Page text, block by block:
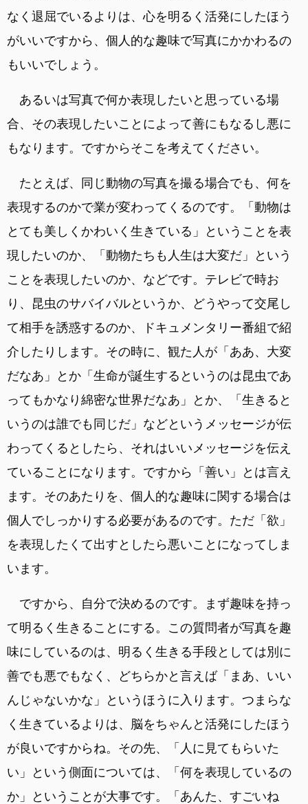
なく退屈でいるよりは、心を明るく活発にしたほう
がいいですから、個人的な趣味で写真にかかわるの
もいいでしょう。
あるいは写真で何か表現したいと思っている場
合、その表現したいことによって善にもなるし悪に
もなります。ですからそこを考えてください。
たとえば、同じ動物の写真を撮る場合でも、何を
表現するのかで業が変わってくるのです。「動物は
とても美しくかわいく生きている」ということを表
現したいのか、「動物たちも人生は大変だ」という
ことを表現したいのか、などです。テレビで時お
り、昆虫のサバイバルというか、どうやって交尾し
て相手を誘惑するのか、ドキュメンタリー番組で紹
介したりします。その時に、観た人が「ああ、大変
だなあ」とか「生命が誕生するというのは昆虫であ
ってもかなり綿密な世界だなあ」とか、「生きると
いうのは誰でも同じだ」などというメッセージが伝
わってくるとしたら、それはいいメッセージを伝え
ていることになります。ですから「善い」とは言え
ます。そのあたりを、個人的な趣味に関する場合は
個人でしっかりする必要があるのです。ただ「欲」
を表現したくて出すとしたら悪いことになってしま
います。
ですから、自分で決めるのです。まず趣味を持っ
て明るく生きることにする。この質問者が写真を趣
味にしているのは、明るく生きる手段としては別に
善でも悪でもなく、どちらかと言えば「まあ、いい
んじゃないかな」というほうに入ります。つまらな
く生きているよりは、脳をちゃんと活発にしたほう
が良いですからね。その先、「人に見てもらいた
い」という側面については、「何を表現しているの
か」ということが大事です。「あんた、すごいね